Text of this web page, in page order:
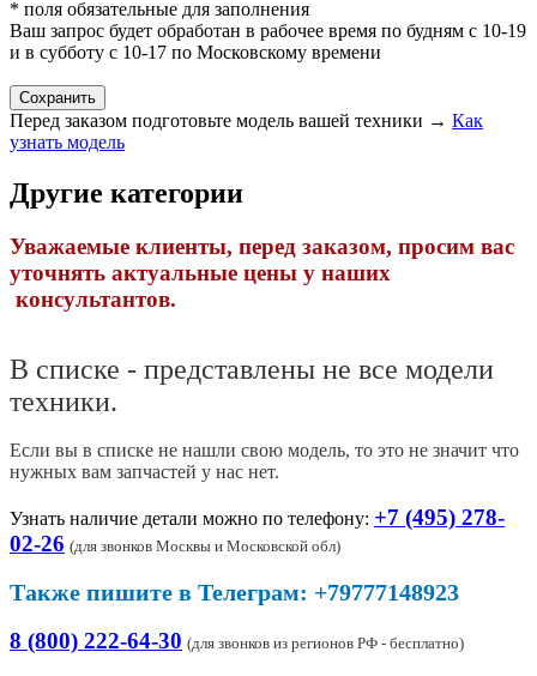
* поля обязательные для заполнения
Ваш запрос будет обработан в рабочее время по будням с 10-19
и в субботу с 10-17 по Московскому времени
Перед заказом подготовьте модель вашей техники → Как
узнать модель
Другие категории
Уважаемые клиенты, перед заказом, просим вас
уточнять актуальные цены у наших
консультантов.
В списке - представлены не все модели
техники.
Если вы в списке не нашли свою модель, то это не значит что
нужных вам запчастей у нас нет.
Узнать наличие детали можно по телефону: +7 (495) 278-
02-26 (для звонков Москвы и Московской обл)
Также пишите в Телеграм: +79777148923
8 (800) 222-64-30 (для звонков из регионов РФ - бесплатно)